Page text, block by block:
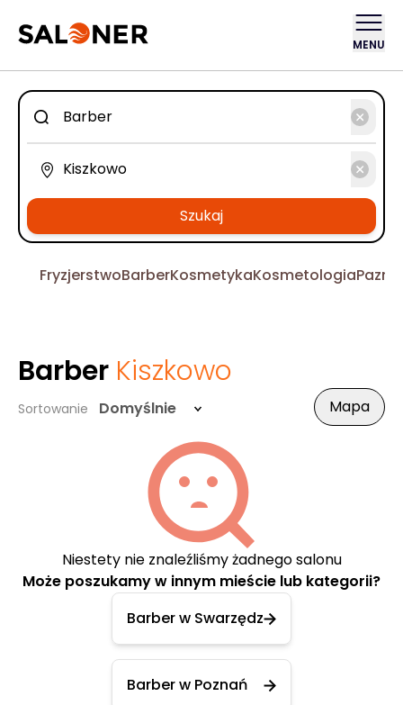
MENU
Szukaj
FryzjerstwoBarberKosmetykaKosmetologia
Barber Kiszkowo
Sortowanie Domyślnie Mapa
Niestety nie znaleźliśmy żadnego salonu
Może poszukamy w innym mieście lub kategorii?
Barber w Swarzędz
Barber w Poznań